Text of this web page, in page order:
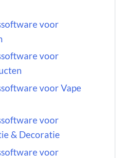
voor
voor
voor Vape
voor
& Decoratie
voor